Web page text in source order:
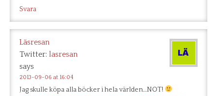
Svara
Läsresan
Twitter: lasresan
says
2013-09-06 at 16:04
Jag skulle köpa alla böcker i hela världen…NOT!